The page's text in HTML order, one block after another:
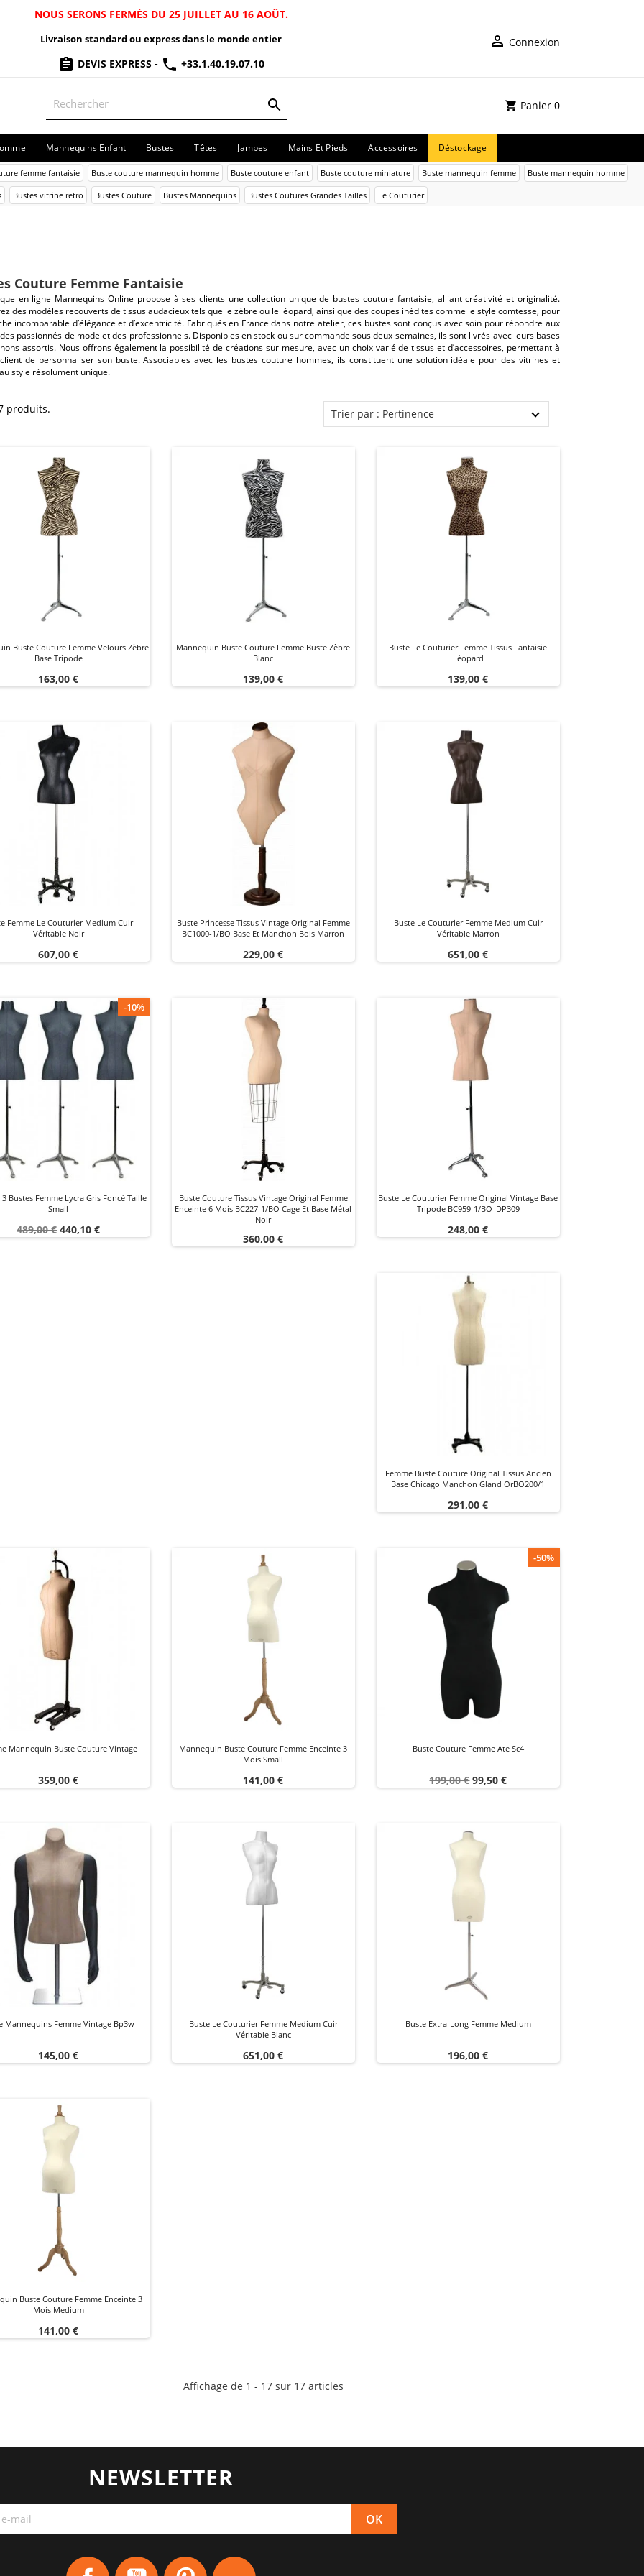
NOUS SERONS FERMÉS DU 25 JUILLET AU 16 AOÛT.
Livraison standard ou express dans le monde entier
DEVIS EXPRESS - +33.1.40.19.07.10
Connexion
Panier 0
Mannequins Enfant Bustes Têtes Jambes Mains Et Pieds Accessoires Déstockage
femme fantaisie Buste couture mannequin homme Buste couture enfant Buste couture miniature Buste mannequin femme Buste mannequin homme
Bustes vitrine retro Bustes Couture Bustes Mannequins Bustes Coutures Grandes Tailles Le Couturier
Couture Femme Fantaisie
en ligne Mannequins Online propose à ses clients une collection unique de bustes couture fantaisie, alliant créativité et originalité.
des modèles recouverts de tissus audacieux tels que le zèbre ou le léopard, ainsi que des coupes inédites comme le style comtesse, pour
incomparable d’élégance et d’excentricité. Fabriqués en France dans notre atelier, ces bustes sont conçus avec soin pour répondre aux
passionnés de mode et des professionnels. Disponibles en stock ou sur commande sous deux semaines, ils sont livrés avec leurs bases
assortis. Nous offrons également la possibilité de créations sur mesure, avec un choix varié de tissus et d’accessoires, permettant à
de personnaliser son buste. Associables avec les bustes couture hommes, ils constituent une solution idéale pour des vitrines et
style résolument unique.
produits. Trier par : Pertinence
Buste Couture Femme Velours Zèbre
Base Tripode
Prix
163,00 €
Mannequin Buste Couture Femme Buste Zèbre
Blanc
Prix
139,00 €
Buste Le Couturier Femme Tissus Fantaisie
Léopard
Prix
139,00 €
Femme Le Couturier Medium Cuir
Véritable Noir
Prix
607,00 €
Buste Princesse Tissus Vintage Original Femme
BC1000-1/BO Base Et Manchon Bois Marron
Prix
229,00 €
Buste Le Couturier Femme Medium Cuir
Véritable Marron
Prix
651,00 €
-10%
3 Bustes Femme Lycra Gris Foncé Taille
Small
Prix
489,00 €Prix
440,10 €
Buste Couture Tissus Vintage Original Femme
Enceinte 6 Mois BC227-1/BO Cage Et Base Métal
Noir
Prix
360,00 €
Buste Le Couturier Femme Original Vintage Base
Tripode BC959-1/BO_DP309
Prix
248,00 €
Femme Buste Couture Original Tissus Ancien
Base Chicago Manchon Gland OrBO200/1
Prix
291,00 €
Mannequin Buste Couture Vintage
Prix
359,00 €
Mannequin Buste Couture Femme Enceinte 3
Mois Small
Prix
141,00 €
-50%
Buste Couture Femme Ate Sc4
Prix
199,00 €Prix
99,50 €
Mannequins Femme Vintage Bp3w
Prix
145,00 €
Buste Le Couturier Femme Medium Cuir
Véritable Blanc
Prix
651,00 €
Buste Extra-Long Femme Medium
Prix
196,00 €
Buste Couture Femme Enceinte 3
Mois Medium
Prix
141,00 €
Affichage de 1 - 17 sur 17 articles
NEWSLETTER
Facebook YouTube Pinterest